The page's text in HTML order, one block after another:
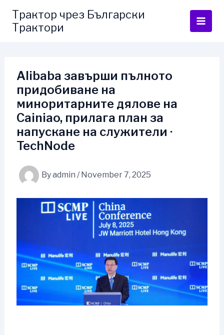
content
Трактор чрез Български
Трактори
Alibaba завърши пълното
придобиване на
миноритарните дялове на
Cainiao, прилага план за
напускане на служители ·
TechNode
Byadmin / November 7, 2025